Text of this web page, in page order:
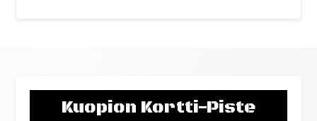
Kuopion Kortti-Piste